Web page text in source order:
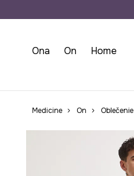
Ona On Home
Medicine On Oblečenie